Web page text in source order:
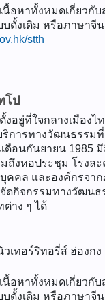
นื้อหาทั้งหมดเกี่ยวกั
ดั้งเดิม หรือภาษาจีน
stth
โป
งอยู่ที่ใจกลางเมืองไ
การทางวัฒนธรรม
ดือนกันยายน 1985
ถึงหอประชุม โรงล
คคล และองค์กรจา
ดกิจกรรมทางวัฒนธ
าง ๆ ได้
เทอร์ริทอรี่ส์ ฮ่องกง
นื้อหาทั้งหมดเกี่ยวกั
ดั้งเดิม หรือภาษาจีน